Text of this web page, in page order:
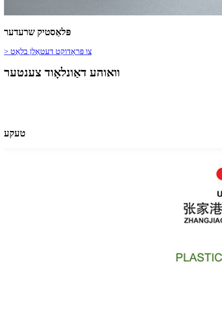
פּלאַסטיק שרעדער
> צו פּראָדוקט דעטאַלן בלאַט
וואוהע דאַונלאָוד צענטער
טעקע